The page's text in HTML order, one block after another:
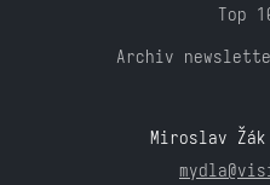
Top
Archiv
Miroslav Žák